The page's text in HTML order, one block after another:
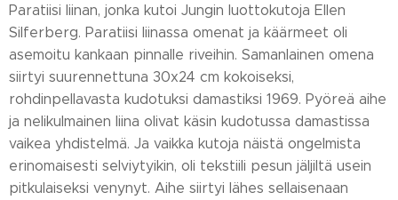
Paratiisi liinan, jonka kutoi Jungin luottokutoja Ellen
Silferberg. Paratiisi liinassa omenat ja käärmeet oli
asemoitu kankaan pinnalle riveihin. Samanlainen omena
siirtyi suurennettuna 30x24 cm kokoiseksi,
rohdinpellavasta kudotuksi damastiksi 1969. Pyöreä aihe
ja nelikulmainen liina olivat käsin kudotussa damastissa
vaikea yhdistelmä. Ja vaikka kutoja näistä ongelmista
erinomaisesti selviytyikin, oli tekstiili pesun jäljiltä usein
pitkulaiseksi venynyt. Aihe siirtyi lähes sellaisenaan